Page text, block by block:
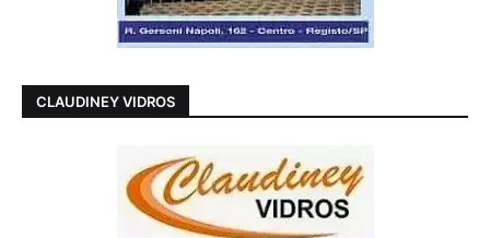
CLAUDINEY VIDROS